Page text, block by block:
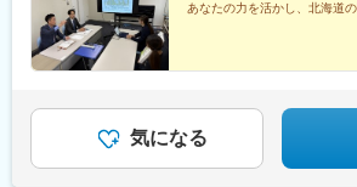
あなたの力を活かし、北海道
気になる